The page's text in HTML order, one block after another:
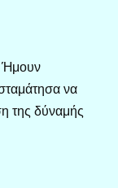
Ήμουν
να
της δύναμής